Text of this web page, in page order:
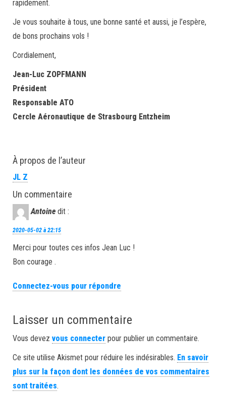
rapidement.
Je vous souhaite à tous, une bonne santé et aussi, je l’espère,
de bons prochains vols !
Cordialement,
Jean-Luc ZOPFMANN
Président
Responsable ATO
Cercle Aéronautique de Strasbourg Entzheim
À propos de l’auteur
JL Z
Un commentaire
Antoine dit :
2020-05-02 à 22:15
Merci pour toutes ces infos Jean Luc !
Bon courage .
Connectez-vous pour répondre
Laisser un commentaire
Vous devez vous connecter pour publier un commentaire.
Ce site utilise Akismet pour réduire les indésirables. En savoir
plus sur la façon dont les données de vos commentaires
sont traitées.